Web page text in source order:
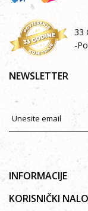
33
-
NEWSLETTER
INFORMACIJE
O nama
KORISNIČKI